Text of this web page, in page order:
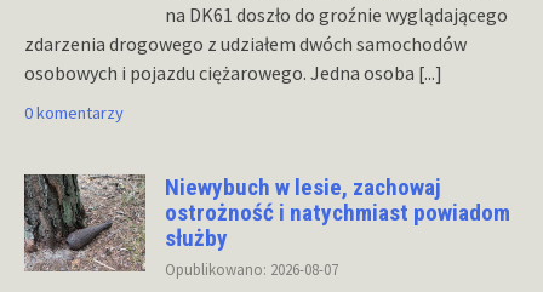
na DK61 doszło do groźnie wyglądającego
zdarzenia drogowego z udziałem dwóch samochodów
osobowych i pojazdu ciężarowego. Jedna osoba [...]
0 komentarzy
Niewybuch w lesie, zachowaj
ostrożność i natychmiast powiadom
służby
Opublikowano: 2026-08-07